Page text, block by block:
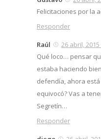
Felicitaciones por la
Responder
Raúl
26 abril,
Qué loco… pensar
estaba haciendo
defendía, ahora
equivocó? Vas a
Segretín…
Responder